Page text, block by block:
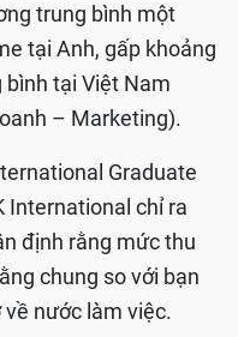
trung bình một
tại Anh, gấp khoảng
tại Việt Nam
– Marketing).
Graduate
International chỉ ra
định rằng mức thu
chung so với bạn
nước làm việc.